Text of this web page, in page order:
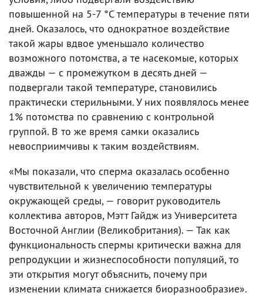
повышенной на 5-7 °C температуры в течение пяти
дней. Оказалось, что однократное воздействие
такой жары вдвое уменьшало количество
возможного потомства, а те насекомые, которых
дважды — с промежутком в десять дней —
подвергали такой температуре, становились
практически стерильными. У них появлялось менее
1% потомства по сравнению с контрольной
группой. В то же время самки оказались
невосприимчивы к таким воздействиям.
«Мы показали, что сперма оказалась особенно
чувствительной к увеличению температуры
окружающей среды, — говорит руководитель
коллектива авторов, Мэтт Гайдж из Университета
Восточной Англии (Великобритания). — Так как
функциональность спермы критически важна для
репродукции и жизнеспособности популяций, то
эти открытия могут объяснить, почему при
изменении климата снижается биоразнообразие».